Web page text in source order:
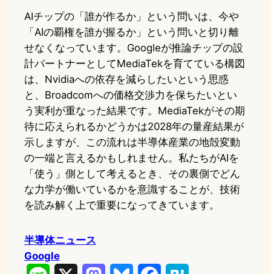
AIチップの「誰が作るか」という問いは、今や
「AIの覇権を誰が握るか」という問いと切り離
せなくなっています。Googleが推論チップの設
計パートナーとしてMediaTekを育てている構図
は、Nvidiaへの依存を減らしたいという思惑
と、Broadcomへの価格交渉力を保ちたいとい
う実利が重なった結果です。MediaTekがその期
待に応えられるかどうかは2028年の量産結果が
示しますが、この流れは半導体産業の地殻変動
の一端と言えるかもしれません。私たちがAIを
「使う」側として考えるとき、その裏側でどん
な力学が働いているかを意識することが、技術
を読み解く上で重要になってきています。
半導体ニュース
Google